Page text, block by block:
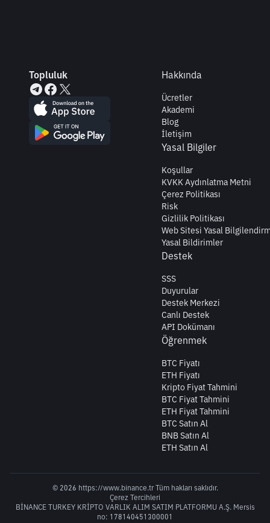
Topluluk Hakkında
Ücretler
Akademi
Blog
İletişim
Yasal Bilgiler
Koşullar
KVKK Aydınlatma Metni
Çerez Politikası
Risk
Gizlilik Politikası
Web Sitesi Yasal
Yasal Bildirimler
Destek
SSS
Duyurular
Destek Merkezi
Canlı Destek
API Dokümanı
Öğrenmek
BTC Fiyatı
ETH Fiyatı
Kripto Fiyat Tahmini
BTC Fiyat Tahmini
ETH Fiyat Tahmini
BTC Satın Al
BNB Satın Al
ETH Satın Al
© 2026 https://www.binance.tr Tüm hakları saklıdır.
Çerez Tercihleri
BİNANCE TURKEY KRİPTO VARLIK ALIM SATIM PLATFORMU A.Ş. Mersis
no: 178140451300001